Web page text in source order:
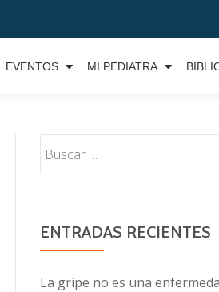
EVENTOS MI PEDIATRA
ENTRADAS RECIENTES
La gripe no es una